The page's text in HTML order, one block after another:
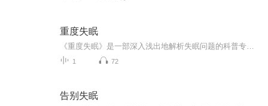
重度失眠
1 72
告别失眠